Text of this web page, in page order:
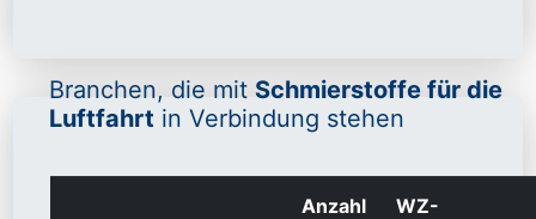
Branchen, die mit Schmierstoffe für die
Luftfahrt in Verbindung stehen
Anzahl
WZ-